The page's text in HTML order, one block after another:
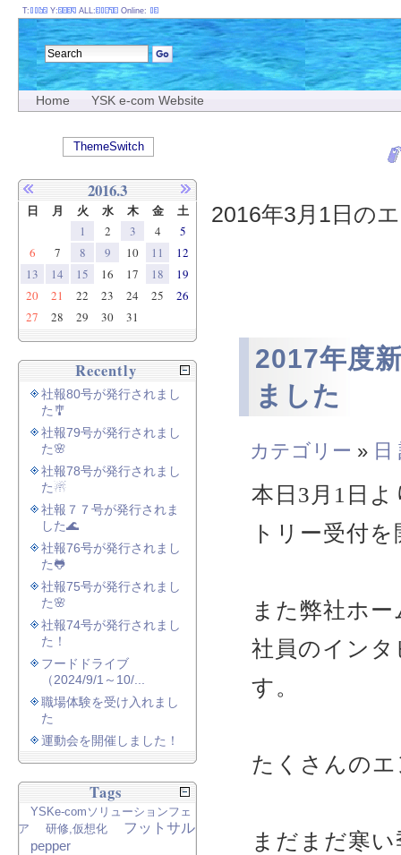
Home YSK e-com Website
2016年3月1日の
2017年度
ました
カテゴリー » 日
本日3月1日
トリー受付
また弊社ホ
社員のイン
す。
たくさんの
まだまだ寒
T: Y: ALL: Online:
ThemeSwitch
2016.3
日 月 火 水 木 金 土
1 2 3 4
5
6
7 8 9 10 11
12
13
14 15 16 17 18
19
20
21 22 23 24 25
26
27
28 29 30 31
Recently
社報80号が発行されまし
た🎐
社報79号が発行されまし
た🌸
社報78号が発行されまし
た☃
社報７７号が発行されま
した🌊
社報76号が発行されまし
た🐸
社報75号が発行されまし
た🌸
社報74号が発行されまし
た！
フードドライブ
（2024/9/1～10/...
職場体験を受け入れまし
た
運動会を開催しました！
Tags
YSKe-comソリューションフェ
ア
研修,仮想化
フットサル
pepper